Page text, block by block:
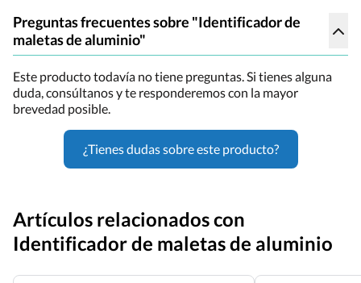
Preguntas frecuentes sobre "Identificador de
maletas de aluminio"
Este producto todavía no tiene preguntas. Si tienes alguna
duda, consúltanos y te responderemos con la mayor
brevedad posible.
¿Tienes dudas sobre este producto?
Artículos relacionados con
Identificador de maletas de aluminio